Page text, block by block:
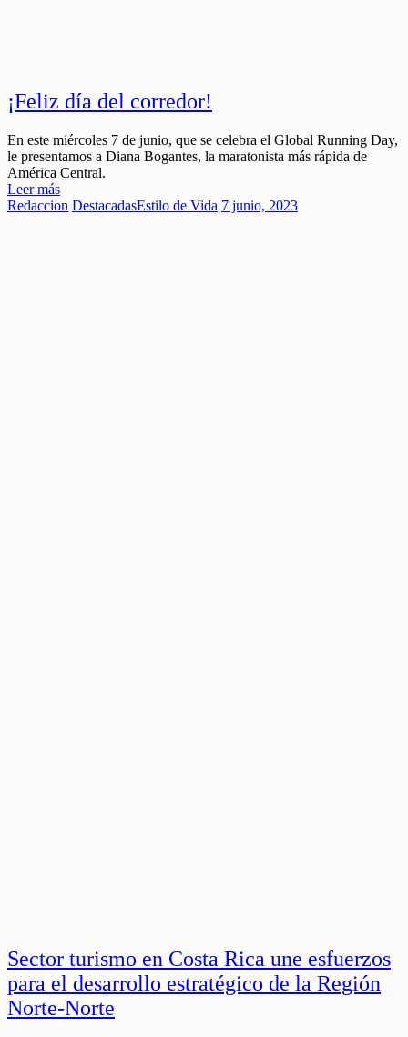
¡Feliz día del corredor!
En este miércoles 7 de junio, que se celebra el Global Running Day,
le presentamos a Diana Bogantes, la maratonista más rápida de
América Central.
Leer más
Redaccion DestacadasEstilo de Vida 7 junio, 2023
Sector turismo en Costa Rica une esfuerzos
para el desarrollo estratégico de la Región
Norte-Norte